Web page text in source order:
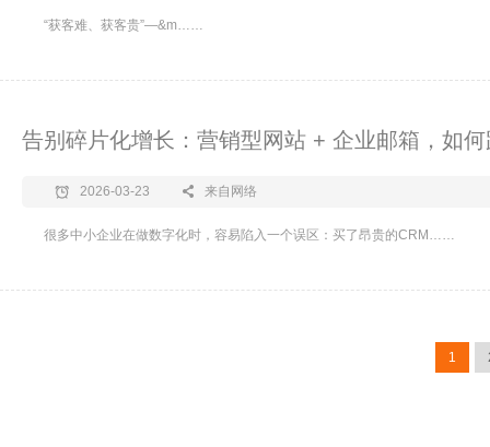
“获客难、获客贵”—&m……
告别碎片化增长：营销型网站 + 企业邮箱，如
2026-03-23 来自网络
很多中小企业在做数字化时，容易陷入一个误区：买了昂贵的CRM……
1